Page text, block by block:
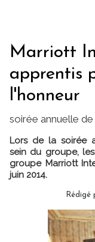
Marriott
apprentis
l'honneur
soirée annuelle
Lors de la soirée
sein du groupe,
groupe Marriott
juin 2014.
Rédigé